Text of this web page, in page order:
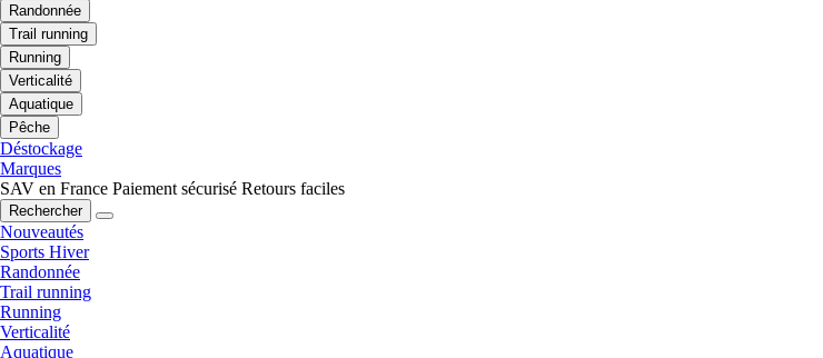
Randonnée
Trail running
Running
Verticalité
Aquatique
Pêche
Déstockage
Marques
SAV en France Paiement sécurisé Retours faciles
Rechercher
Nouveautés
Sports Hiver
Randonnée
Trail running
Running
Verticalité
Aquatique